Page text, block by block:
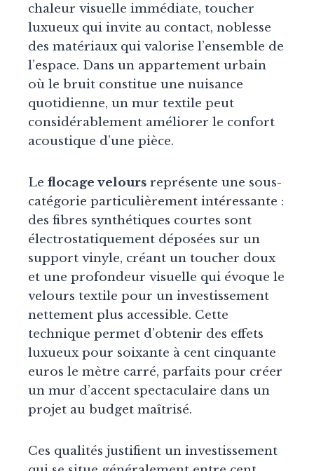
chaleur visuelle immédiate, toucher
luxueux qui invite au contact, noblesse
des matériaux qui valorise l’ensemble de
l’espace. Dans un appartement urbain
où le bruit constitue une nuisance
quotidienne, un mur textile peut
considérablement améliorer le confort
acoustique d’une pièce.
Le flocage velours représente une sous-
catégorie particulièrement intéressante :
des fibres synthétiques courtes sont
électrostatiquement déposées sur un
support vinyle, créant un toucher doux
et une profondeur visuelle qui évoque le
velours textile pour un investissement
nettement plus accessible. Cette
technique permet d’obtenir des effets
luxueux pour soixante à cent cinquante
euros le mètre carré, parfaits pour créer
un mur d’accent spectaculaire dans un
projet au budget maîtrisé.
Ces qualités justifient un investissement